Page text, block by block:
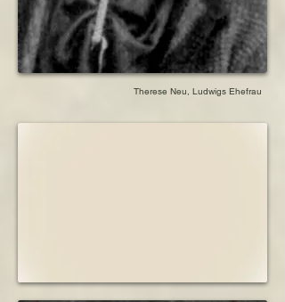
Therese Neu, Ludwigs Ehefrau